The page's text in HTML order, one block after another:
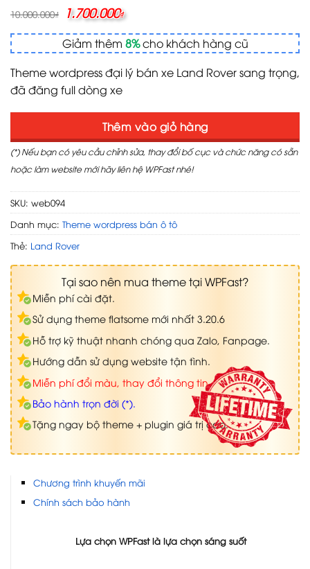
10.000.000₫ Giá
gốc
là:
10.000.000₫.
1.700.000₫Giá
hiện
tại
là:
1.700.000₫.
Giảm thêm 8%cho khách hàng cũ
Theme wordpress đại lý bán xe Land Rover sang trọng,
đã đăng full dòng xe
Thêm vào giỏ hàng
(*) Nếu bạn có yêu cầu chỉnh sửa, thay đổi bố cục và chức năng có sẵn
hoặc làm website mới hãy liên hệ WPFast nhé!
SKU: web094
Danh mục: Theme wordpress bán ô tô
Thẻ: Land Rover
Tại sao nên mua theme tại WPFast?
Miễn phí cài đặt.
Sử dụng theme flatsome mới nhất 3.20.6
Hỗ trợ kỹ thuật nhanh chóng qua Zalo, Fanpage.
Hướng dẫn sử dụng website tận tình.
Miễn phí đổi màu, thay đổi thông tin.
Bảo hành trọn đời (*).
Tặng ngay bộ theme + plugin giá trị cao.
Chương trình khuyến mãi
Chính sách bảo hành
Lựa chọn WPFast là lựa chọn sáng suốt